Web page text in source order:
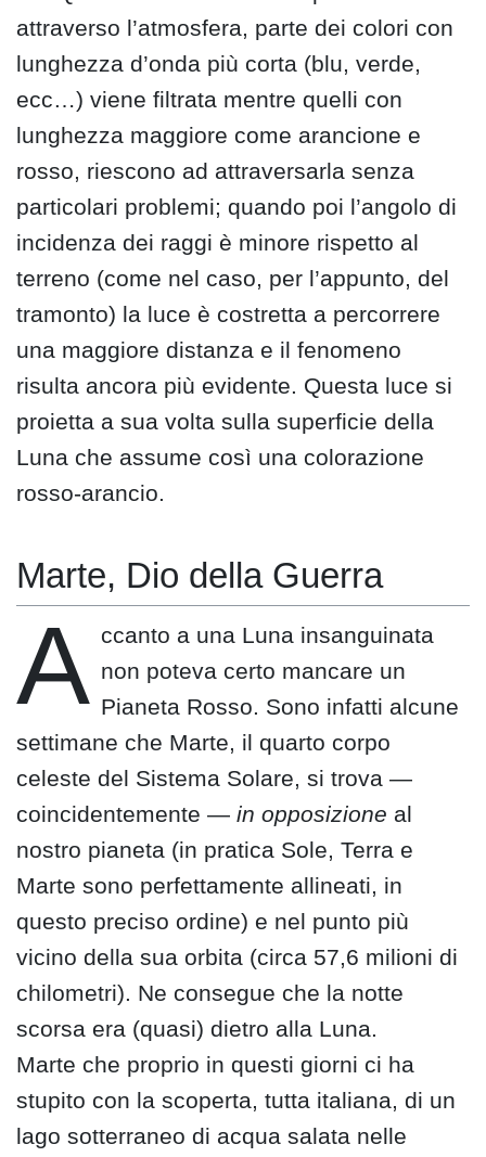
attraverso l’atmosfera, parte dei colori con
lunghezza d’onda più corta (blu, verde,
ecc…) viene filtrata mentre quelli con
lunghezza maggiore come arancione e
rosso, riescono ad attraversarla senza
particolari problemi; quando poi l’angolo di
incidenza dei raggi è minore rispetto al
terreno (come nel caso, per l’appunto, del
tramonto) la luce è costretta a percorrere
una maggiore distanza e il fenomeno
risulta ancora più evidente. Questa luce si
proietta a sua volta sulla superficie della
Luna che assume così una colorazione
rosso-arancio.
Marte, Dio della Guerra
A ccanto a una Luna insanguinata
non poteva certo mancare un
Pianeta Rosso. Sono infatti alcune
settimane che Marte, il quarto corpo
celeste del Sistema Solare, si trova —
coincidentemente — in opposizione al
nostro pianeta (in pratica Sole, Terra e
Marte sono perfettamente allineati, in
questo preciso ordine) e nel punto più
vicino della sua orbita (circa 57,6 milioni di
chilometri). Ne consegue che la notte
scorsa era (quasi) dietro alla Luna.
Marte che proprio in questi giorni ci ha
stupito con la scoperta, tutta italiana, di un
lago sotterraneo di acqua salata nelle